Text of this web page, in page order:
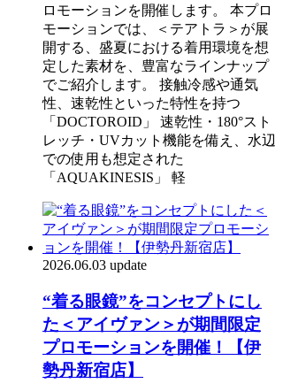
ロモーションを開催します。 本プロ
モーションでは、＜テアトラ＞が展
開する、盛夏における着用環境を想
定した素材を、豊富なラインナップ
でご紹介します。 接触冷感や通気
性、速乾性といった特性を持つ
「DOCTOROID」 速乾性・180°スト
レッチ・UVカット機能を備え、水辺
での使用も想定された
「AQUAKINESIS」 軽
2026.06.03 update
“着る眼鏡”をコンセプトにし
た＜アイヴァン＞が期間限定
プロモーションを開催！【伊
勢丹新宿店】